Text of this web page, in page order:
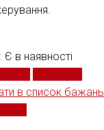
Є в наявності
в список бажань